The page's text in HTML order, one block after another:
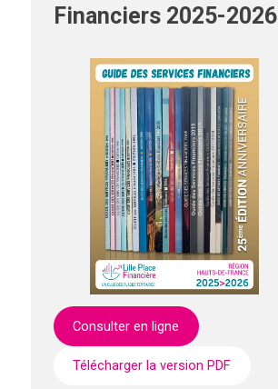
Financiers 2025-2026
Consulter en ligne
Télécharger la version PDF